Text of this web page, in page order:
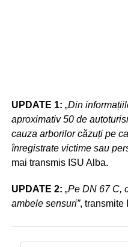
UPDATE 1: „Din
aproximativ 50 de
cauza arborilor căzuți pe
înregistrate victime sau
mai transmis ISU Alba.
UPDATE 2: „Pe DN 67 C,
ambele sensuri”, transmite